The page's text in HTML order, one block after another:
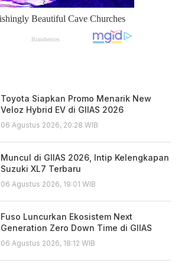
Toyota Siapkan Promo Menarik New
Veloz Hybrid EV di GIIAS 2026
06 Agustus 2026, 20:28 WIB
Muncul di GIIAS 2026, Intip Kelengkapan
Suzuki XL7 Terbaru
06 Agustus 2026, 19:01 WIB
Fuso Luncurkan Ekosistem Next
Generation Zero Down Time di GIIAS
06 Agustus 2026, 18:12 WIB